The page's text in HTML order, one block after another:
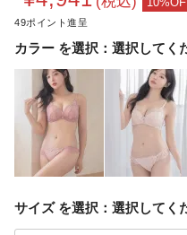
49
カラー 選択してく
サイズ 選択してく